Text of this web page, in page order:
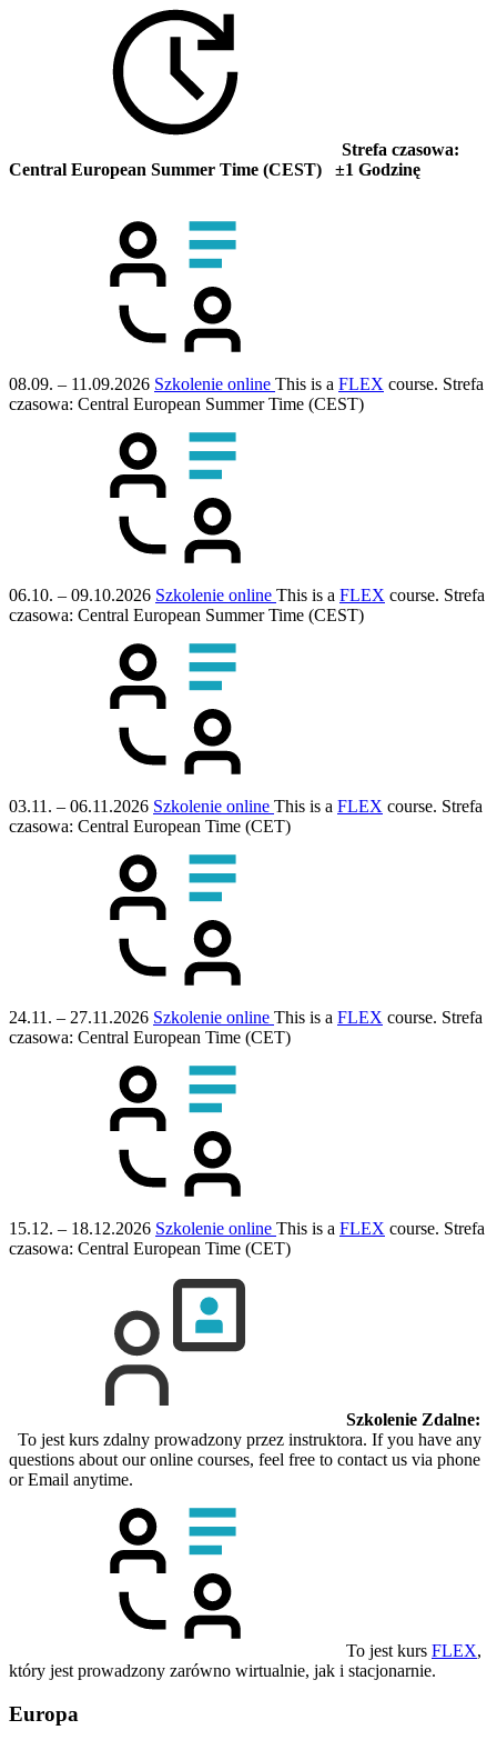
Strefa czasowa:
Central European Summer Time (CEST) ±1 Godzinę
08.09. – 11.09.2026 Szkolenie online This is a FLEX course. Strefa
czasowa: Central European Summer Time (CEST)
06.10. – 09.10.2026 Szkolenie online This is a FLEX course. Strefa
czasowa: Central European Summer Time (CEST)
03.11. – 06.11.2026 Szkolenie online This is a FLEX course. Strefa
czasowa: Central European Time (CET)
24.11. – 27.11.2026 Szkolenie online This is a FLEX course. Strefa
czasowa: Central European Time (CET)
15.12. – 18.12.2026 Szkolenie online This is a FLEX course. Strefa
czasowa: Central European Time (CET)
Szkolenie Zdalne:
To jest kurs zdalny prowadzony przez instruktora. If you have any
questions about our online courses, feel free to contact us via phone
or Email anytime.
To jest kurs FLEX,
który jest prowadzony zarówno wirtualnie, jak i stacjonarnie.
Europa